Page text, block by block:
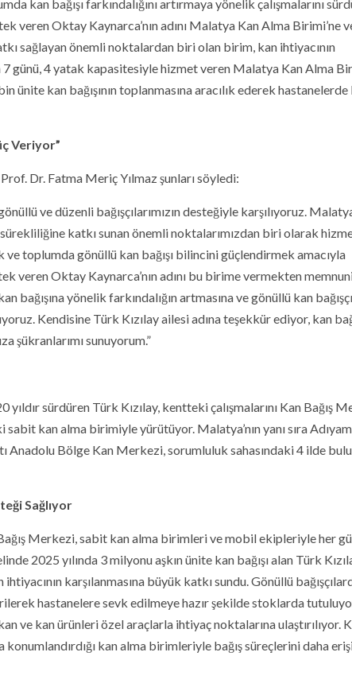
kan bağışı farkındalığını artırmaya yönelik çalışmalarını
veren Oktay Kaynarca’nın adını Malatya Kan Alma Birimi’ne
sağlayan önemli noktalardan biri olan birim, kan ihtiyacının
7 günü, 4 yatak kapasitesiyle hizmet veren Malatya Kan Alma
ünite kan bağışının toplanmasına aracılık ederek hastanelerde
Veriyor”
Dr. Fatma Meriç Yılmaz şunları söyledi:
ve düzenli bağışçılarımızın desteğiyle karşılıyoruz.
katkı sunan önemli noktalarımızdan biri olarak
ve toplumda gönüllü kan bağışı bilincini güçlendirmek amacıyla
veren Oktay Kaynarca’nın adını bu birime vermekten
yönelik farkındalığın artmasına ve gönüllü kan
Kendisine Türk Kızılay ailesi adına teşekkür ediyor, kan
şükranlarımı sunuyorum.”
yıldır sürdüren Türk Kızılay, kentteki çalışmalarını Kan Bağış
kan alma birimiyle yürütüyor. Malatya’nın yanı sıra
Anadolu Bölge Kan Merkezi, sorumluluk sahasındaki 4 ilde
Sağlıyor
Merkezi, sabit kan alma birimleri ve mobil ekipleriyle her
2025 yılında 3 milyonu aşkın ünite kan bağışı alan Türk
karşılanmasına büyük katkı sundu. Gönüllü
hastanelere sevk edilmeye hazır şekilde stoklarda
ve kan ürünleri özel araçlarla ihtiyaç noktalarına ulaştırılıyor.
kan alma birimleriyle bağış süreçlerini daha